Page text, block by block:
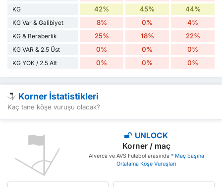
KG 42% 45% 44%
KG Var & Galibiyet 8% 0% 4%
KG & Beraberlik 25% 18% 22%
KG VAR & 2.5 Üst 0% 0% 0%
KG YOK / 2.5 Alt 0% 0% 0%
Korner İstatistikleri
Kaç tane köşe vuruşu olacak?
UNLOCK
Korner / maç
Alverca ve AVS Futebol arasında * Maç başına
Ortalama Köşe Vuruşları